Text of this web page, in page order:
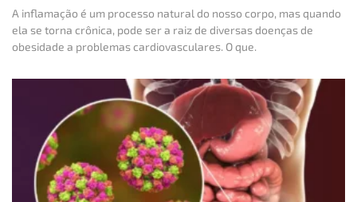
A inflamação é um processo natural do nosso corpo, mas quando
ela se torna crônica, pode ser a raiz de diversas doenças de
obesidade a problemas cardiovasculares. O que.